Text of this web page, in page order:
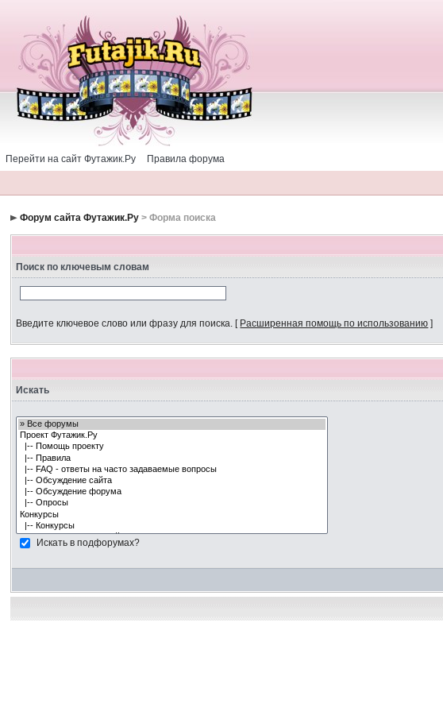
Перейти на сайт Футажик.Ру Правила форума
Форум сайта Футажик.Ру > Форма поиска
Поиск по ключевым словам
Введите ключевое слово или фразу для поиска. [ Расширенная помощь по использованию ]
Искать
Искать в подфорумах?